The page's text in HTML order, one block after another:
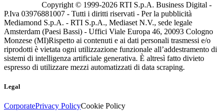
Copyright © 1999-2026 RTI S.p.A. Business Digital -
P.Iva 03976881007 - Tutti i diritti riservati - Per la pubblicità
Mediamond S.p.A. - RTI S.p.A., Mediaset N.V., sede legale
Amsterdam (Paesi Bassi) - Uffici Viale Europa 46, 20093 Cologno
Monzese (MI)Rispetto ai contenuti e ai dati personali trasmessi e/o
riprodotti è vietata ogni utilizzazione funzionale all’addestramento di
sistemi di intelligenza artificiale generativa. È altresì fatto divieto
espresso di utilizzare mezzi automatizzati di data scraping.
Legal
CorporatePrivacy PolicyCookie Policy